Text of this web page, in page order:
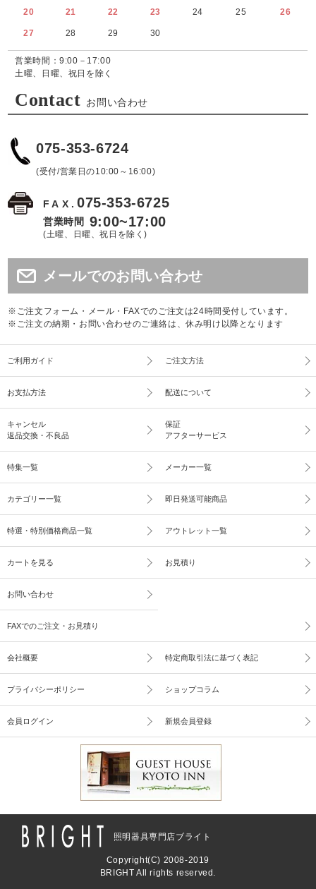
20 21 22 23 24 25 26
27 28 29 30
営業時間：9:00－17:00
土曜、日曜、祝日を除く
Contact お問い合わせ
075-353-6724
(受付/営業日の10:00～16:00)
FAX.075-353-6725
営業時間 9:00~17:00
(土曜、日曜、祝日を除く)
メールでのお問い合わせ
※ご注文フォーム・メール・FAXでのご注文は24時間受付しています。
※ご注文の納期・お問い合わせのご連絡は、休み明け以降となります
ご利用ガイド ご注文方法
お支払方法 配送について
キャンセル
返品交換・不良品
保証
アフターサービス
特集一覧 メーカー一覧
カテゴリー一覧 即日発送可能商品
特選・特別価格商品一覧 アウトレット一覧
カートを見る お見積り
お問い合わせ
FAXでのご注文・お見積り
会社概要 特定商取引法に基づく表記
プライバシーポリシー ショップコラム
会員ログイン 新規会員登録
照明器具専門店ブライト
Copyright(C) 2008-2019
BRIGHT All rights reserved.